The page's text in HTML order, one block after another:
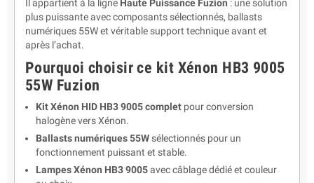
Il appartient à la ligne Haute Puissance Fuzion : une solution
plus puissante avec composants sélectionnés, ballasts
numériques 55W et véritable support technique avant et
après l’achat.
Pourquoi choisir ce kit Xénon HB3 9005
55W Fuzion
Kit Xénon HID HB3 9005 complet pour conversion
halogène vers Xénon.
Ballasts numériques 55Wsélectionnés pour un
fonctionnement puissant et stable.
Lampes Xénon HB3 9005avec câblage dédié et couleur